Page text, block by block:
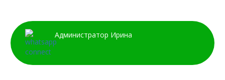
Администратор Ирина